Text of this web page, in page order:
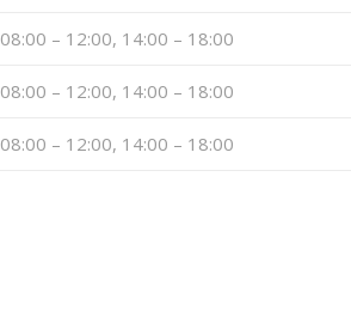
08:00 – 12:00, 14:00 – 18:00
08:00 – 12:00, 14:00 – 18:00
08:00 – 12:00, 14:00 – 18:00